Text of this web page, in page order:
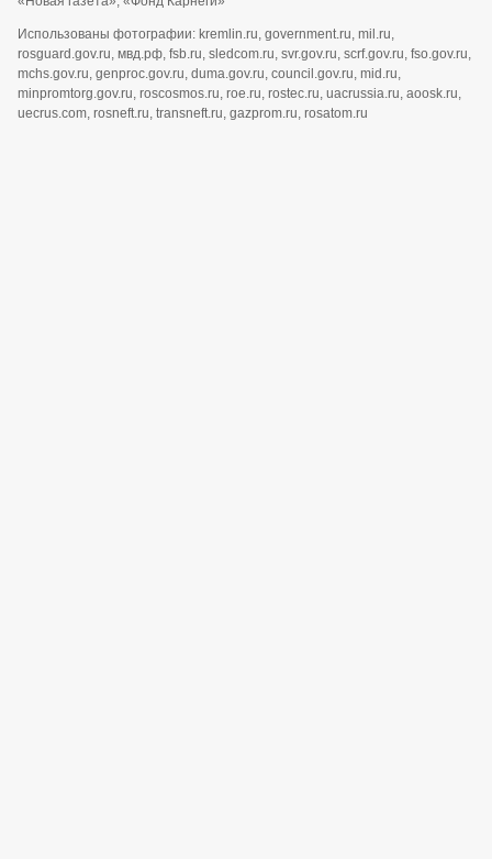
Использованы фотографии: kremlin.ru, government.ru, mil.ru,
rosguard.gov.ru, мвд.рф, fsb.ru, sledcom.ru, svr.gov.ru, scrf.gov.ru, fso.gov.ru,
mchs.gov.ru, genproc.gov.ru, duma.gov.ru, council.gov.ru, mid.ru,
minpromtorg.gov.ru, roscosmos.ru, roe.ru, rostec.ru, uacrussia.ru, aoosk.ru,
uecrus.com, rosneft.ru, transneft.ru, gazprom.ru, rosatom.ru